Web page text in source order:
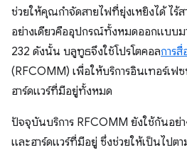
ช่วยให้คุณกำจัดสายไฟที่ยุ่งเหยิงได้ ไร้
อย่างเดียวคืออุปกรณ์ทั้งหมดออกแบบม
232 ดังนั้น บลูทูธจึงใช้โปรโตคอลการสื่
(RFCOMM) เพื่อให้บริการอินเทอร์เ
ฮาร์ดแวร์ที่มีอยู่ทั้งหมด
ปัจจุบันบริการ RFCOMM ยังใช้กันอย่
และฮาร์ดแวร์ที่มีอยู่ ซึ่งช่วยให้เป็นไปต